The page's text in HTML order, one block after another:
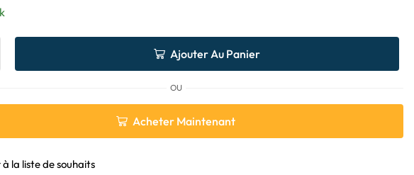
Ajouter Au Panier
OU
Acheter Maintenant
la liste de souhaits